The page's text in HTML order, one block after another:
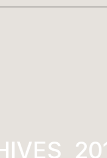
2017